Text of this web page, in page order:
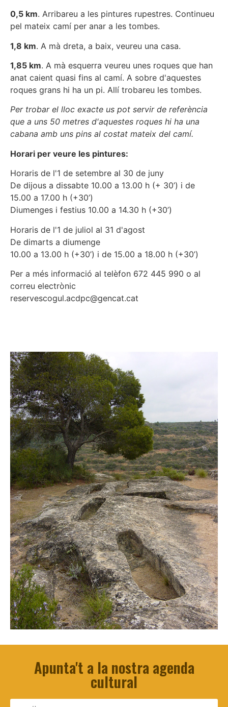
0,5 km. Arribareu a les pintures rupestres. Continueu
pel mateix camí per anar a les tombes.
1,8 km. A mà dreta, a baix, veureu una casa.
1,85 km. A mà esquerra veureu unes roques que han
anat caient quasi fins al camí. A sobre d'aquestes
roques grans hi ha un pi. Allí trobareu les tombes.
Per trobar el lloc exacte us pot servir de referència
que a uns 50 metres d'aquestes roques hi ha una
cabana amb uns pins al costat mateix del camí.
Horari per veure les pintures:
Horaris de l'1 de setembre al 30 de juny
De dijous a dissabte 10.00 a 13.00 h (+ 30’) i de
15.00 a 17.00 h (+30’)
Diumenges i festius 10.00 a 14.30 h (+30’)
Horaris de l'1 de juliol al 31 d'agost
De dimarts a diumenge
10.00 a 13.00 h (+30’) i de 15.00 a 18.00 h (+30’)
Per a més informació al telèfon 672 445 990 o al
correu electrònic
reservescogul.acdpc@gencat.cat
Apunta't a la nostra agenda
cultural